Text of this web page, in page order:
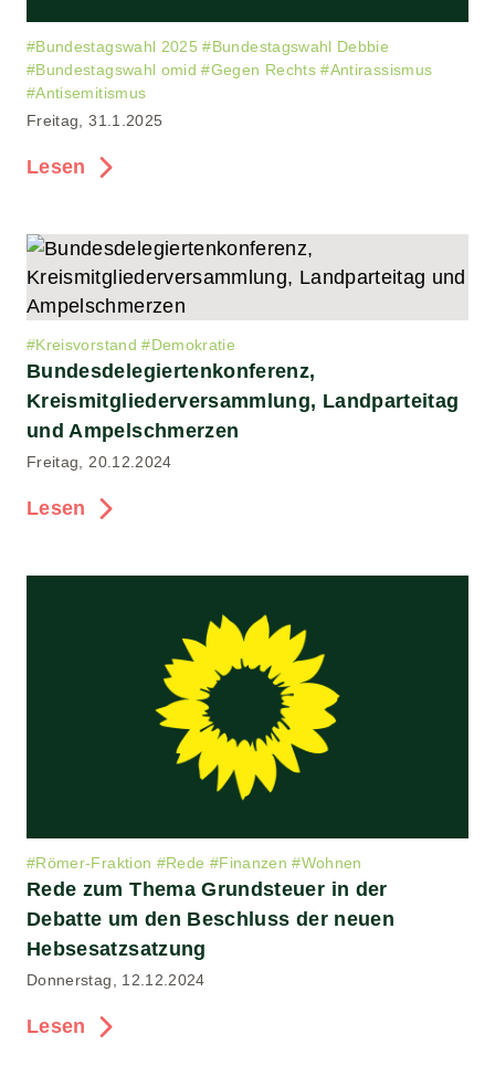
#Bundestagswahl 2025 #Bundestagswahl Debbie
#Bundestagswahl omid #Gegen Rechts #Antirassismus
#Antisemitismus
Freitag, 31.1.2025
Lesen
#Kreisvorstand #Demokratie
Bundesdelegiertenkonferenz,
Kreismitgliederversammlung, Landparteitag
und Ampelschmerzen
Freitag, 20.12.2024
Lesen
#Römer-Fraktion #Rede #Finanzen #Wohnen
Rede zum Thema Grundsteuer in der
Debatte um den Beschluss der neuen
Hebsesatzsatzung
Donnerstag, 12.12.2024
Lesen